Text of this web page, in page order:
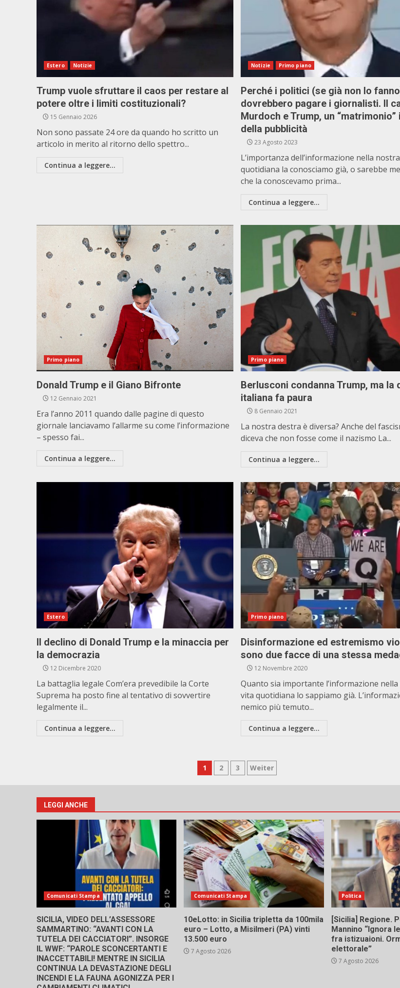
Estero Notizie
Trump vuole sfruttare il caos per restare al
potere oltre i limiti costituzionali?
15 Gennaio 2026
Non sono passate 24 ore da quando ho scritto un
articolo in merito al ritorno dello spettro...
Continua a leggere...
Notizie Primo piano
Perché i politici (se già non lo
dovrebbero pagare i giornalisti. Il
Murdoch e Trump, un “matrimonio”
della pubblicità
23 Agosto 2023
L’importanza dell’informazione nella
quotidiana la conosciamo già, o sarebbe
che la conoscevamo prima...
Continua a leggere...
Primo piano
Donald Trump e il Giano Bifronte
12 Gennaio 2021
Era l’anno 2011 quando dalle pagine di questo
giornale lanciavamo l’allarme su come l’informazione
– spesso fai...
Continua a leggere...
Primo piano
Berlusconi condanna Trump, ma la
italiana fa paura
8 Gennaio 2021
La nostra destra è diversa? Anche del
diceva che non fosse come il nazismo La...
Continua a leggere...
Estero
Il declino di Donald Trump e la minaccia per
la democrazia
12 Dicembre 2020
La battaglia legale Com’era prevedibile la Corte
Suprema ha posto fine al tentativo di sovvertire
legalmente il...
Continua a leggere...
Primo piano
Disinformazione ed estremismo
sono due facce di una stessa
12 Novembre 2020
Quanto sia importante l’informazione
vita quotidiana lo sappiamo già.
nemico più temuto...
Continua a leggere...
Paginazione
degli
articoli
1 2 3 Weiter
LEGGI ANCHE
Comunicati Stampa
SICILIA, VIDEO DELL’ASSESSORE
SAMMARTINO: “AVANTI CON LA
TUTELA DEI CACCIATORI”. INSORGE
IL WWF: “PAROLE SCONCERTANTI E
INACCETTABILI! MENTRE IN SICILIA
CONTINUA LA DEVASTAZIONE DEGLI
INCENDI E LA FAUNA AGONIZZA PER I
Comunicati Stampa
10eLotto: in Sicilia tripletta da 100mila
euro – Lotto, a Misilmeri (PA) vinti
13.500 euro
7 Agosto 2026
Politica
[Sicilia] Regione.
Mannino “Ignora
fra istizuaioni.
elettorale”
7 Agosto 2026